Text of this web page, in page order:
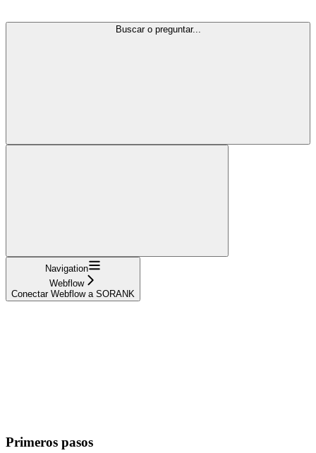
Buscar o preguntar...
Navigation
Webflow
Conectar Webflow a SORANK
Primeros pasos